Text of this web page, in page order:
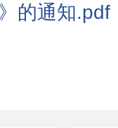
的通知.pdf